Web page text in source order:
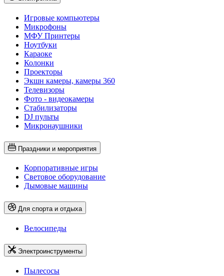
Игровые компьютеры
Микрофоны
МФУ Принтеры
Ноутбуки
Караоке
Колонки
Проекторы
Экшн камеры, камеры 360
Телевизоры
Фото - видеокамеры
Стабилизаторы
DJ пульты
Микронаушники
Праздники и мероприятия
Корпоративные игры
Световое оборудование
Дымовые машины
Для спорта и отдыха
Велосипеды
Электроинструменты
Пылесосы